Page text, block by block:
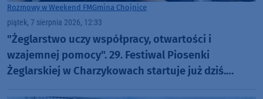
Rozmowy w Weekend FMGmina Chojnice
piątek, 7 sierpnia 2026, 12:33
"Żeglarstwo uczy współpracy, otwartości i
wzajemnej pomocy". 29. Festiwal Piosenki
Żeglarskiej w Charzykowach startuje już dziś.